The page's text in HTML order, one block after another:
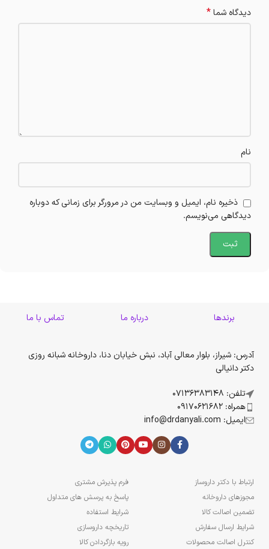
دیدگاه شما*
نام
ذخیره نام، ایمیل و وبسایت من در مرورگر برای زمانی که دوباره
دیدگاهی می‌نویسم.
برندها درباره ما تماس با ما
آدرس: شیراز، بلوار معالی آباد، نبش خیابان دنا، داروخانه شبانه روزی
دکتر دانیالی
تلفن: 07136383148
همراه: 09170621682
ایمیل: info@drdanyali.com
ارتباط با دکتر داروساز
مجوزهای داروخانه
تضمین اصالت کالا
شرایط ارسال سفارش
کنترل اصالت محصولات
فرم پذیرش مشتری
پاسخ به پرسش های متداول
شرایط استفاده
تاریخچه داروسازی
رویه بازگردادن کالا